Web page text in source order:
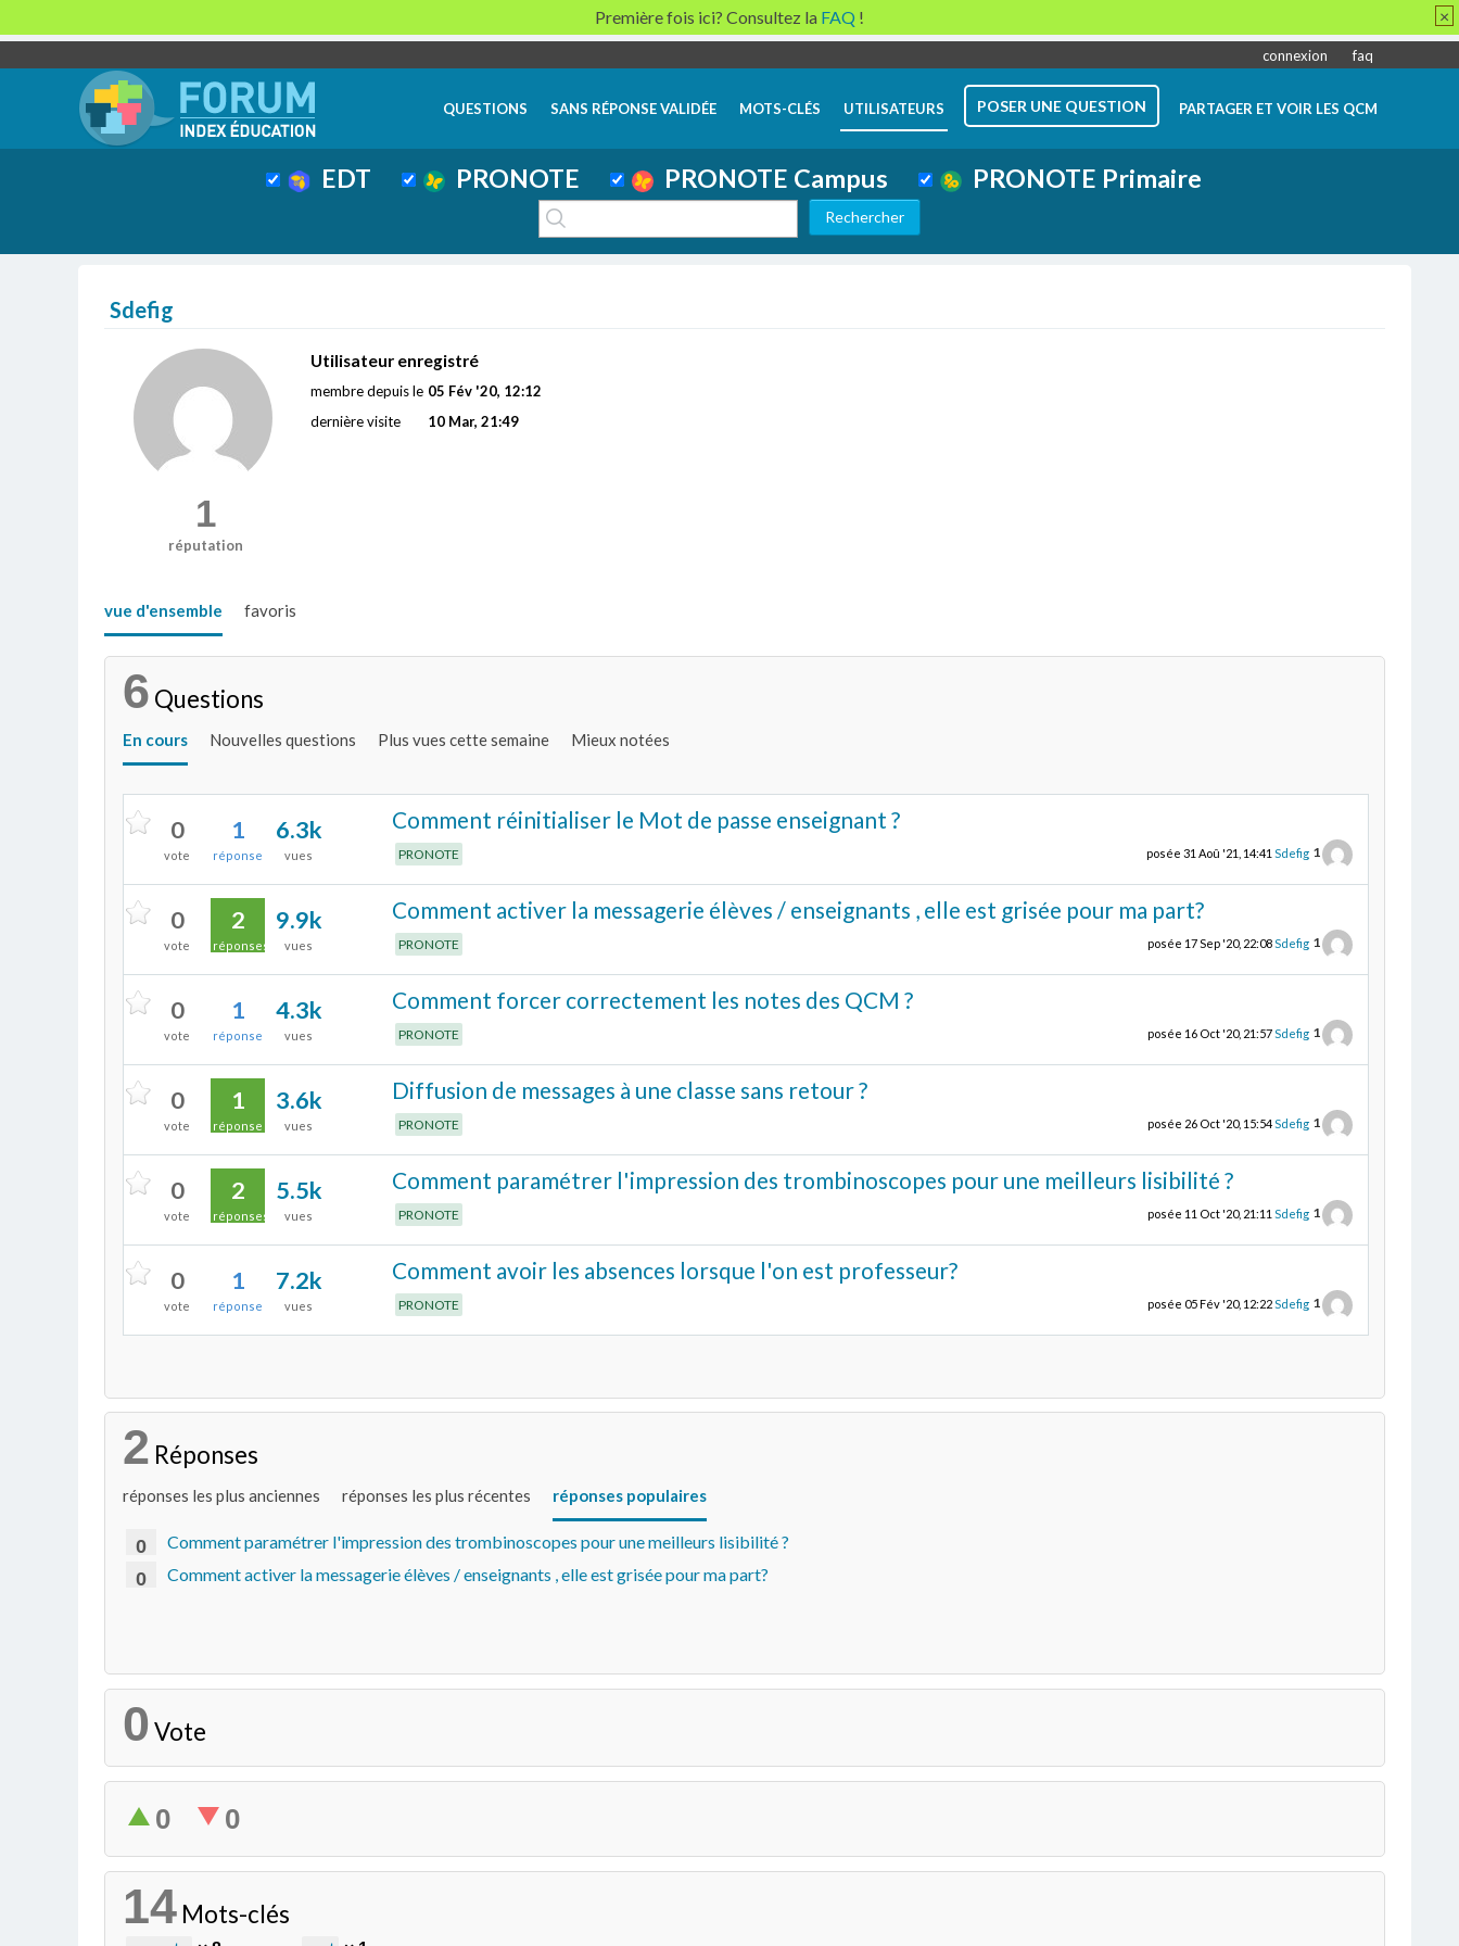
connexion faq
QUESTIONS SANS RÉPONSE VALIDÉE MOTS-CLÉS UTILISATEURS POSER UNE QUESTION PARTAGER ET VOIR LES QCM
EDT PRONOTE PRONOTE Campus PRONOTE Primaire
Sdefig
1
réputation
Utilisateur enregistré
membre depuis le 05 Fév '20, 12:12
dernière visite
10 Mar, 21:49
vue d'ensemble favoris
6 Questions
En cours Nouvelles questions Plus vues cette semaine Mieux notées
0
vote
1
réponse
6.3k
vues
Comment réinitialiser le Mot de passe enseignant ?
PRONOTE posée31 Aoû '21, 14:41 Sdefig 1
0
vote
2
réponses
9.9k
vues
Comment activer la messagerie élèves / enseignants , elle est grisée pour ma part?
PRONOTE posée 17 Sep '20, 22:08 Sdefig 1
0
vote
1
réponse
4.3k
vues
Comment forcer correctement les notes des QCM ?
PRONOTE posée 16 Oct '20, 21:57 Sdefig 1
0
vote
1
réponse
3.6k
vues
Diffusion de messages à une classe sans retour ?
PRONOTE posée 26 Oct '20, 15:54 Sdefig 1
0
vote
2
réponses
5.5k
vues
Comment paramétrer l'impression des trombinoscopes pour une meilleurs lisibilité ?
PRONOTE posée 11 Oct '20, 21:11 Sdefig 1
0
vote
1
réponse
7.2k
vues
Comment avoir les absences lorsque l'on est professeur?
PRONOTE posée 05 Fév '20, 12:22 Sdefig 1
2 Réponses
réponses les plus anciennes réponses les plus récentes réponses populaires
0 Comment paramétrer l'impression des trombinoscopes pour une meilleurs lisibilité ?
0 Comment activer la messagerie élèves / enseignants , elle est grisée pour ma part?
0 Vote
0 0
14 Mots-clés
Première fois ici? Consultez la FAQ ! ×